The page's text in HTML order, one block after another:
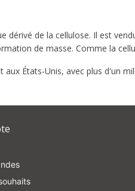
dérivé de la cellulose. Il est
de masse. Comme la
États-Unis, avec plus d'un